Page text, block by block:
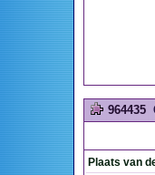
964435
Plaats van